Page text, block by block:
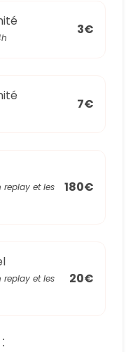
3€
7€
replay et les
180€
replay et les
20€